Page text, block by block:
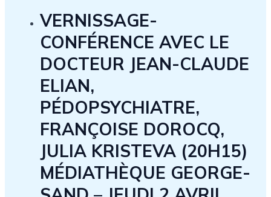
VERNISSAGE-
CONFÉRENCE AVEC LE
DOCTEUR JEAN-CLAUDE
ELIAN,
PÉDOPSYCHIATRE,
FRANÇOISE DOROCQ,
JULIA KRISTEVA (20H15)
MÉDIATHÈQUE GEORGE-